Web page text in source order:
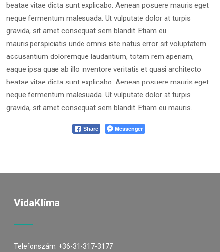
beatae vitae dicta sunt explicabo. Aenean posuere mauris eget
neque fermentum malesuada. Ut vulputate dolor at turpis
gravida, sit amet consequat sem blandit. Etiam eu
mauris.perspiciatis unde omnis iste natus error sit voluptatem
accusantium doloremque laudantium, totam rem aperiam,
eaque ipsa quae ab illo inventore veritatis et quasi architecto
beatae vitae dicta sunt explicabo. Aenean posuere mauris eget
neque fermentum malesuada. Ut vulputate dolor at turpis
gravida, sit amet consequat sem blandit. Etiam eu mauris.
Share Messenger
VidaKlíma
Telefonszám: +36-31-317-3177